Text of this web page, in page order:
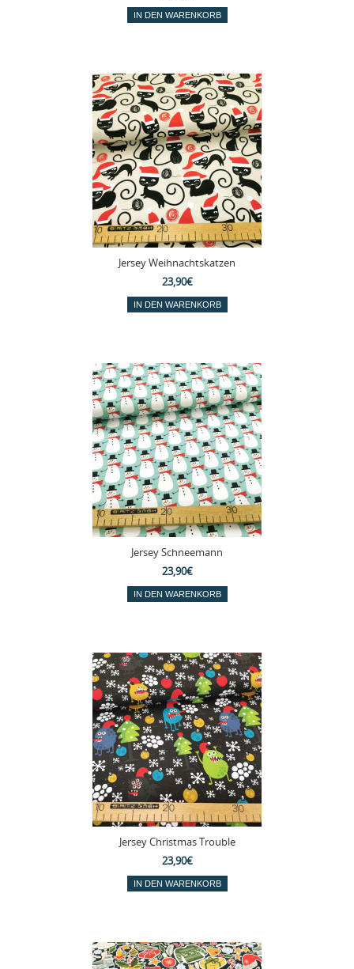
Jersey Weihnachtskatzen
23,90€
Jersey Schneemann
23,90€
Jersey Christmas Trouble
23,90€